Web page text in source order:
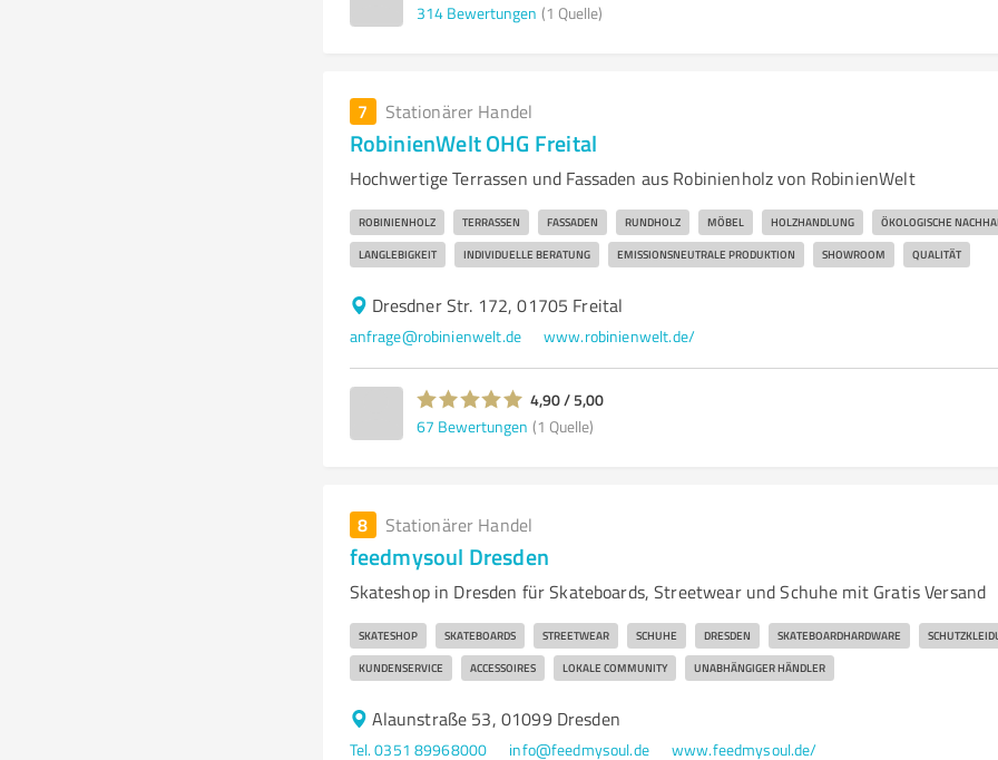
314 Bewertungen (1 Quelle)
7 Stationärer Handel
RobinienWelt OHG Freital
Hochwertige Terrassen und Fassaden aus Robinienholz von RobinienWelt
ROBINIENHOLZ TERRASSEN FASSADEN RUNDHOLZ MÖBEL HOLZHANDLUNG ÖKOLOGISCHE
LANGLEBIGKEIT INDIVIDUELLE BERATUNG EMISSIONSNEUTRALE PRODUKTION SHOWROOM QUALITÄT
Dresdner Str. 172, 01705 Freital
anfrage@robinienwelt.de www.robinienwelt.de/
4,90 / 5,00
67 Bewertungen (1 Quelle)
8 Stationärer Handel
feedmysoul Dresden
Skateshop in Dresden für Skateboards, Streetwear und Schuhe mit Gratis Versand
SKATESHOP SKATEBOARDS STREETWEAR SCHUHE DRESDEN SKATEBOARDHARDWARE
KUNDENSERVICE ACCESSOIRES LOKALE COMMUNITY UNABHÄNGIGER HÄNDLER
Alaunstraße 53, 01099 Dresden
Tel. 0351 89968000 info@feedmysoul.de www.feedmysoul.de/